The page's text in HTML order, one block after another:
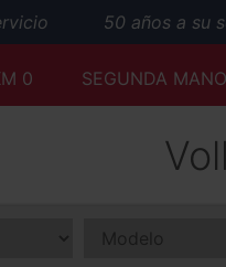
50 años a su
0 SEGUNDA MANO